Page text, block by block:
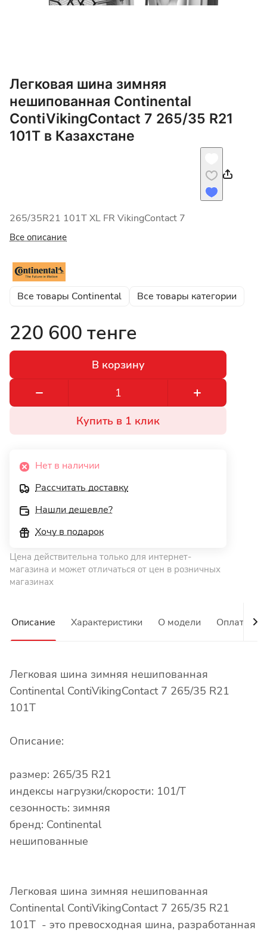
Легковая шина зимняя
нешипованная Continental
ContiVikingContact 7 265/35 R21
101T в Казахстане
265/35R21 101T XL FR VikingContact 7
Все описание
Все товары Continental Все товары категории
220 600 тенге
В корзину
Купить в 1 клик
Нет в наличии
Рассчитать доставку
Нашли дешевле?
Хочу в подарок
Цена действительна только для интернет-
магазина и может отличаться от цен в розничных
магазинах
Описание Характеристики О модели Оплата
Легковая шина зимняя нешипованная
Continental ContiVikingContact 7 265/35 R21
101T
Описание:
размер: 265/35 R21
индексы нагрузки/скорости: 101/T
сезонность: зимняя
бренд: Continental
нешипованные
Легковая шина зимняя нешипованная
Continental ContiVikingContact 7 265/35 R21
101T - это превосходная шина, разработанная